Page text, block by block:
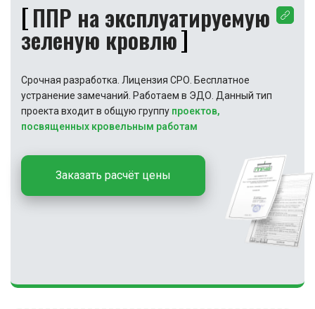
ППР на эксплуатируемую
зеленую кровлю
Срочная разработка. Лицензия СРО. Бесплатное
устранение замечаний. Работаем в ЭДО. Данный тип
проекта входит в общую группу проектов,
посвященных кровельным работам
Заказать расчёт цены